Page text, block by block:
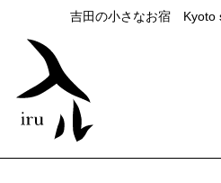
吉田の小さなお宿 Kyoto